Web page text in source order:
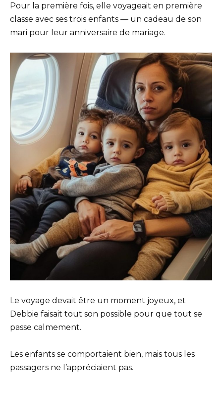
Pour la première fois, elle voyageait en première
classe avec ses trois enfants — un cadeau de son
mari pour leur anniversaire de mariage.
Le voyage devait être un moment joyeux, et
Debbie faisait tout son possible pour que tout se
passe calmement.
Les enfants se comportaient bien, mais tous les
passagers ne l’appréciaient pas.